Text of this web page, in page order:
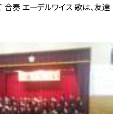
合奏 エーデルワイス 歌は、友達